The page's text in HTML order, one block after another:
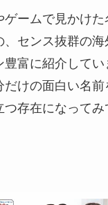
ゲームで見かけ
センス抜群の海
豊富に紹介して
だけの面白い名
つ存在になってみ